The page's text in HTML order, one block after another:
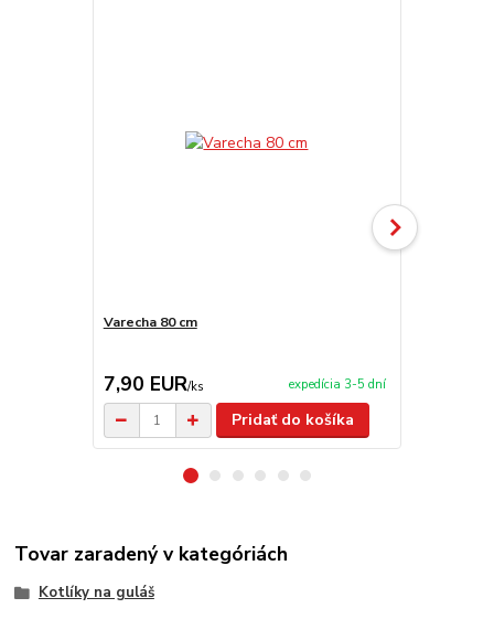
Varecha 80 cm
7,90 EUR/ks expedícia 3-5 dní
Pridať do košíka
Tovar zaradený v kategóriách
Kotlíky na guláš